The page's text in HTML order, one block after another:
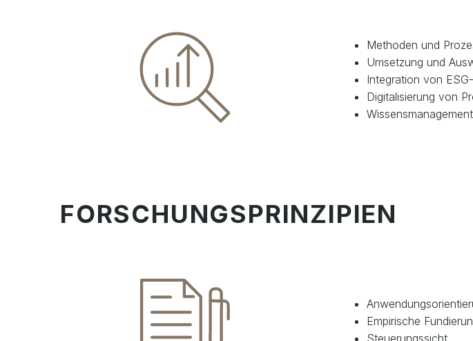
Methoden und
Umsetzung und
Integration von
Digitalisierung von
FORSCHUNGSPRINZIPIEN
Empirische
Steuerungssicht